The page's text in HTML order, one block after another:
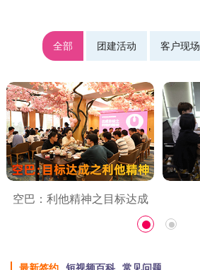
全部 团建活动 客户现场
项目部门讨论